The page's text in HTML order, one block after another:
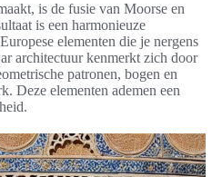
is de fusie van Moorse en
is een harmonieuze
elementen die je nergens
architectuur kenmerkt zich door
patronen, bogen en
Deze elementen ademen een